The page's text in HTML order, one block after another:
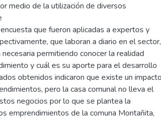
medio de la utilización de diversos
que fueron aplicadas a expertos y
que laboran a diario en el sector,
permitiendo conocer la realidad
y cuál es su aporte para el desarrollo
obtenidos indicaron que existe un impacto
pero la casa comunal no lleva el
negocios por lo que se plantea la
emprendimientos de la comuna Montañita,